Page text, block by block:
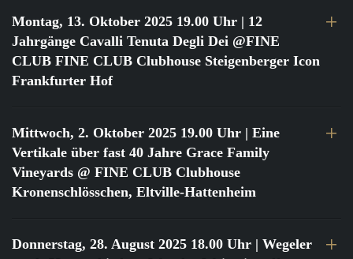
Montag, 13. Oktober 2025 19.00 Uhr | 12
Jahrgänge Cavalli Tenuta Degli Dei @FINE
CLUB FINE CLUB Clubhouse Steigenberger Icon
Frankfurter Hof
Mittwoch, 2. Oktober 2025 19.00 Uhr | Eine
Vertikale über fast 40 Jahre Grace Family
Vineyards @ FINE CLUB Clubhouse
Kronenschlösschen, Eltville-Hattenheim
Donnerstag, 28. August 2025 18.00 Uhr | Wegeler